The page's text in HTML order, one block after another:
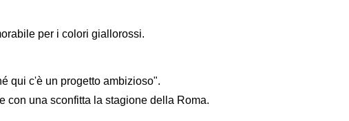
per i colori giallorossi.
qui c'è un progetto ambizioso".
con una sconfitta la stagione della Roma.